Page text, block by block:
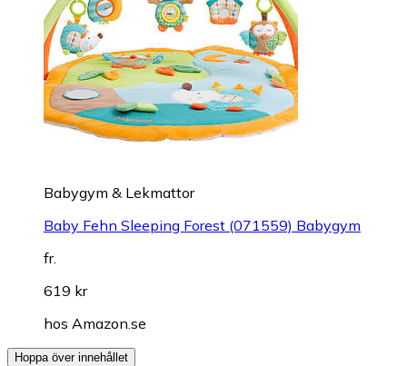
Babygym & Lekmattor
Baby Fehn Sleeping Forest (071559) Babygym
fr.
619 kr
hos Amazon.se
Hoppa över innehållet